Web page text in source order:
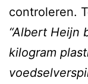
controleren.
“Albert Heijn
kilogram